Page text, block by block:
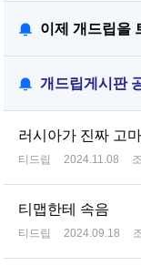
이제 개드립을
개드립게시판
러시아가 진짜 고
티드립 2024.11.08
티맵한테 속음
티드립 2024.09.18